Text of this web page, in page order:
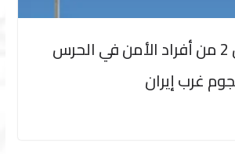
“رويترز”: مقتل 2 من أفراد الأمن في الحرس
غرب إيران